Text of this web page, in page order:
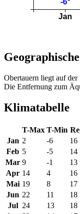
Obertauern liegt auf
Die Entfernung zum
Klimatabelle
T-Max T-Min
Jan 2 -6 16
Feb 5 -5 14
Mar 9 -1 13
Apr 14 4 16
Mai 19 8 17
Jun 22 11 18
Jul 24 13 18